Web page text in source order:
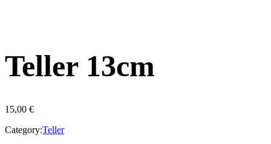
Teller 13cm
15,00 €
Category:Teller